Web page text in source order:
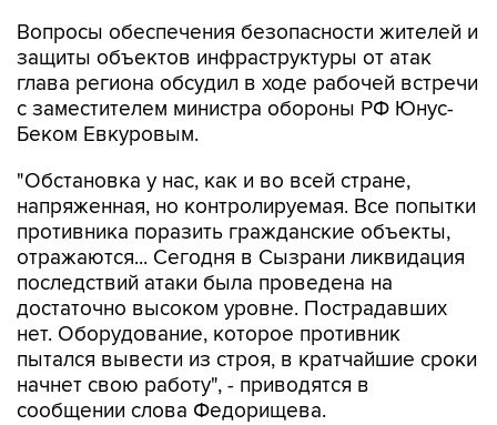
Вопросы обеспечения безопасности жителей и
защиты объектов инфраструктуры от атак
глава региона обсудил в ходе рабочей встречи
с заместителем министра обороны РФ Юнус-
Беком Евкуровым.
"Обстановка у нас, как и во всей стране,
напряженная, но контролируемая. Все попытки
противника поразить гражданские объекты,
отражаются... Сегодня в Сызрани ликвидация
последствий атаки была проведена на
достаточно высоком уровне. Пострадавших
нет. Оборудование, которое противник
пытался вывести из строя, в кратчайшие сроки
начнет свою работу", - приводятся в
сообщении слова Федорищева.